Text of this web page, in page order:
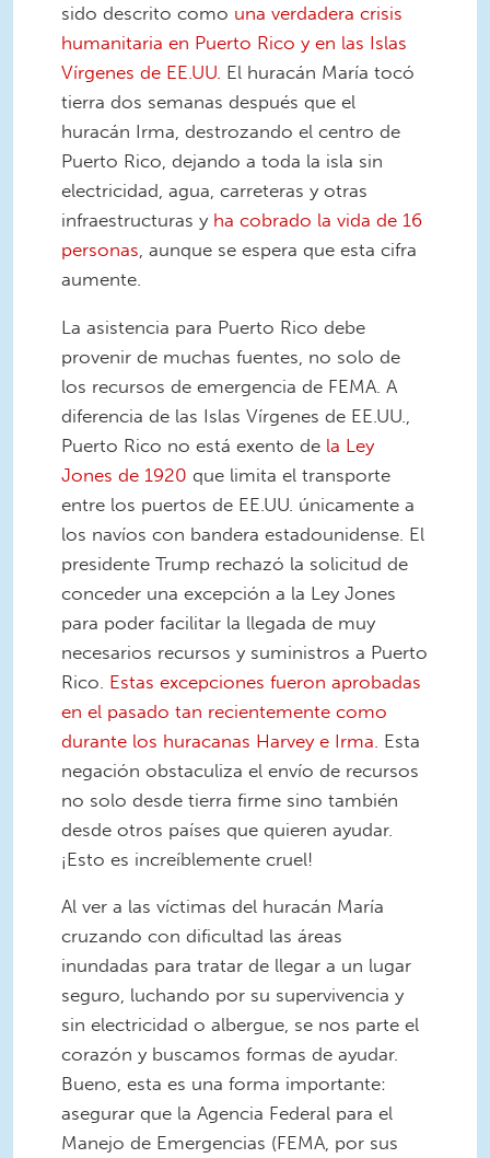
sido descrito como una verdadera crisis
humanitaria en Puerto Rico y en las Islas
Vírgenes de EE.UU. El huracán María tocó
tierra dos semanas después que el
huracán Irma, destrozando el centro de
Puerto Rico, dejando a toda la isla sin
electricidad, agua, carreteras y otras
infraestructuras y ha cobrado la vida de 16
personas , aunque se espera que esta cifra
aumente.
La asistencia para Puerto Rico debe
provenir de muchas fuentes, no solo de
los recursos de emergencia de FEMA. A
diferencia de las Islas Vírgenes de EE.UU.,
Puerto Rico no está exento de la Ley
Jones de 1920 que limita el transporte
entre los puertos de EE.UU. únicamente a
los navíos con bandera estadounidense. El
presidente Trump rechazó la solicitud de
conceder una excepción a la Ley Jones
para poder facilitar la llegada de muy
necesarios recursos y suministros a Puerto
Rico. Estas excepciones fueron aprobadas
en el pasado tan recientemente como
durante los huracanas Harvey e Irma. Esta
negación obstaculiza el envío de recursos
no solo desde tierra firme sino también
desde otros países que quieren ayudar.
¡Esto es increíblemente cruel!
Al ver a las víctimas del huracán María
cruzando con dificultad las áreas
inundadas para tratar de llegar a un lugar
seguro, luchando por su supervivencia y
sin electricidad o albergue, se nos parte el
corazón y buscamos formas de ayudar.
Bueno, esta es una forma importante:
asegurar que la Agencia Federal para el
Manejo de Emergencias (FEMA, por sus